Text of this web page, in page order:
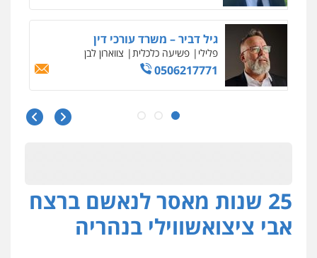
0525060666
גיא זהבי משרד עורכי דין
פלילי משפחה
503456449
אייל בן שושן, עורך דין פלילי
פלילי מעצרים וחקירות פשיעה חמורה
נוער רישום פלילי
25 שנות מאסר לנאשם ברצח
אבי ציצואשווילי בנהריה